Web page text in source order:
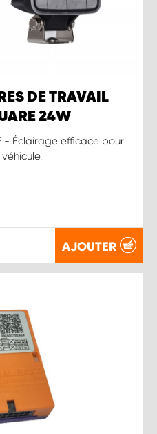
DE TRAVAIL
24W
- Éclairage efficace pour
AJOUTER